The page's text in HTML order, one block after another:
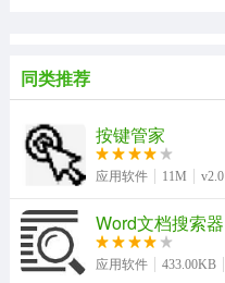
同类推荐
按键管家
应用软件 11M v2.0
Word文档搜索器
应用软件 433.00KB